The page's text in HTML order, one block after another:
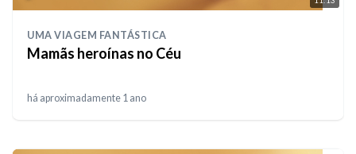
UMA VIAGEM FANTÁSTICA
Mamãs heroínas no Céu
há aproximadamente 1 ano